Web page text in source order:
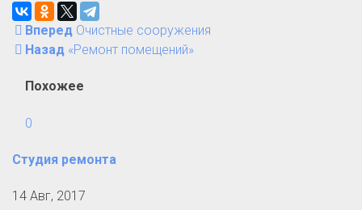
Вперед Очистные сооружения
Назад «Ремонт помещений»
Похожее
0
Студия ремонта
14 Авг, 2017